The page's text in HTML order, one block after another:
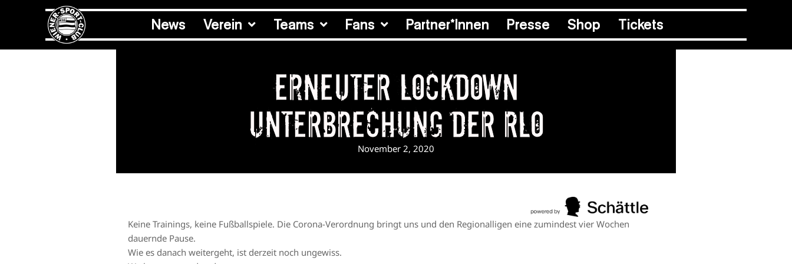
News Verein Teams Fans Partner*Innen Presse Shop Tickets
Erneuter Lockdown
Unterbrechung der RLO
November 2, 2020
Keine Trainings, keine Fußballspiele. Die Corona-Verordnung bringt uns und den Regionalligen eine zumindest vier Wochen
dauernde Pause.
Wie es danach weitergeht, ist derzeit noch ungewiss.